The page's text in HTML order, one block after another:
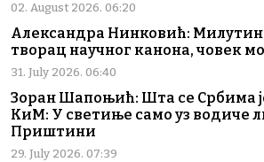
02. August 2026. 06:20
Александра Нинковић:
творац научног канона, човек
31. July 2026. 06:40
Зоран Шапоњић: Шта се Србима
КиМ: У светиње само уз водиче
Приштини
29. July 2026. 07:39